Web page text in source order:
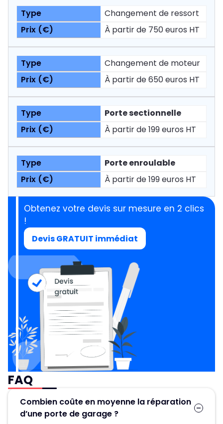
Changement de ressort
À partir de 750 euros HT
Changement de moteur
À partir de 650 euros HT
Porte sectionnelle
À partir de 199 euros HT
Porte enroulable
À partir de 199 euros HT
Obtenez votre devis sur mesure en 2 clics
!
Devis GRATUIT immédiat
FAQ
Combien coûte en moyenne la réparation
d’une porte de garage ?